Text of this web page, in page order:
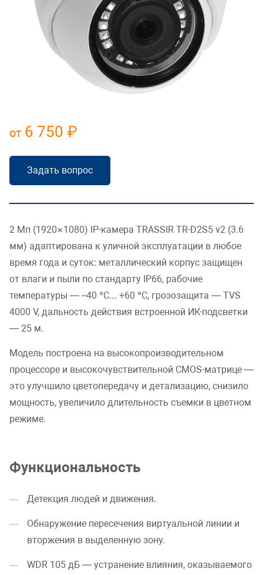
Складская логистика
Усилить безопасность
Масштабировать торговлю
Наполнить офис
от 6 750 ₽
Задать вопрос
2 Мп (1920×1080) IP-камера TRASSIR TR-D2S5 v2 (3.6
мм) адаптирована к уличной эксплуатации в любое
время года и суток: металлический корпус защищен
от влаги и пыли по стандарту IP66, рабочие
температуры — –40 °C… +60 °C, грозозащита — TVS
4000 V, дальность действия встроенной ИК-подсветки
— 25 м.
Модель построена на высокопроизводительном
процессоре и высокочувствительной CMOS-матрице —
это улучшило цветопередачу и детализацию, снизило
мощность, увеличило длительность съемки в цветном
режиме.
Функциональность
Детекция людей и движения.
Обнаружение пересечения виртуальной линии и
вторжения в выделенную зону.
WDR 105 дБ — устранение влияния, оказываемого